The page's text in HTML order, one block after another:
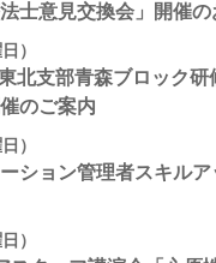
士意見交換会」開催
）
北支部青森ブロック研
のご案内
）
ション管理者スキル
）